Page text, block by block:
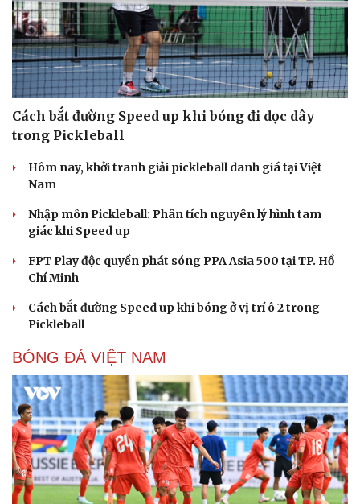
Kể chuyện cho bé
Hạt giống tâm hồn
Cách bắt đường Speed up khi bóng đi dọc dây
trong Pickleball
Hôm nay, khởi tranh giải pickleball danh giá tại Việt
Nam
Nhập môn Pickleball: Phân tích nguyên lý hình tam
giác khi Speed up
FPT Play độc quyền phát sóng PPA Asia 500 tại TP. Hồ
Chí Minh
Cách bắt đường Speed up khi bóng ở vị trí ô 2 trong
Pickleball
BÓNG ĐÁ VIỆT NAM